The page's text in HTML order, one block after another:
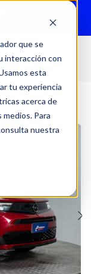
que se
interacción con
esta
tu experiencia
acerca de
Para
nuestra